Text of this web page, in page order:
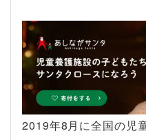
2019年8月に全国の児